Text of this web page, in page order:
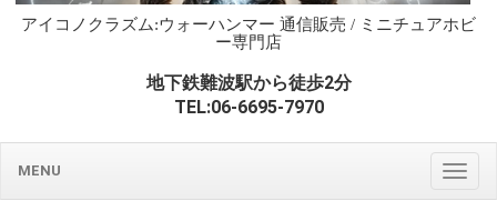
アイコノクラズム:ウォーハンマー 通信販売 / ミニチュアホビ
ー専門店
地下鉄難波駅から徒歩2分
TEL:06-6695-7970
MENU